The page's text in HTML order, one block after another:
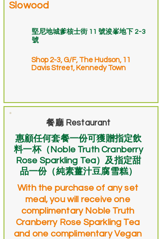
Slowood
堅尼地城爹核士街 11 號浚峯地下 2-3
號
Shop 2-3, G/F, The Hudson, 11
Davis Street, Kennedy Town
餐廳 Restaurant
惠顧任何套餐一份可獲贈指定飲
料一杯（Noble Truth Cranberry
Rose Sparkling Tea）及指定甜
品一份（純素薑汁豆腐雪糕）
With the purchase of any set
meal, you will receive one
complimentary Noble Truth
Cranberry Rose Sparkling Tea
and one complimentary Vegan